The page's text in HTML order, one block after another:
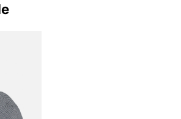
till fantastiska outletpriser,